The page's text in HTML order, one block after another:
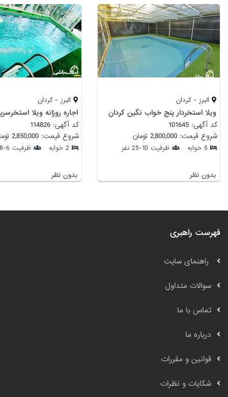
البرز - کردان
ویلا استخردار پنج خواب نگین کردان
کد آگهی: 101645
شروع قیمت: 2,800,000 تومان
5 خوابه ظرفیت 10-25 نفر
بدون نظر
البرز - کردان
کد آگهی: 114826
شروع قیمت: 2,850,000 تومان
2 خوابه ظرفیت 6-8 نفر
بدون نظر
فهرست راهبری
راهنمای سایت
سوالات متداول
تماس با ما
درباره ما
قوانین و مقررات
شکایات و نظرات